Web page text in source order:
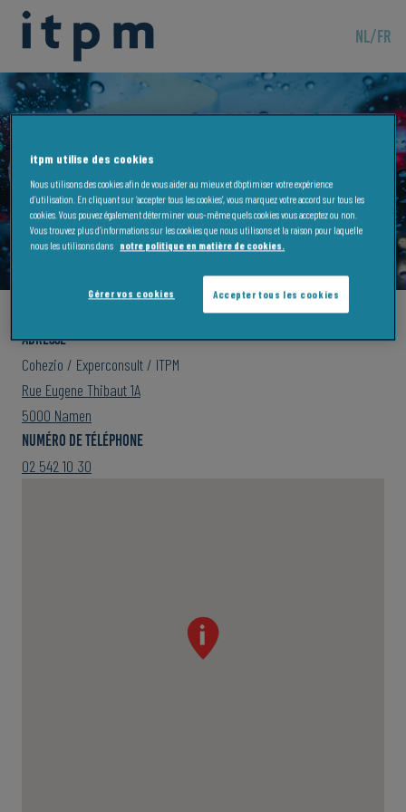
NL/FR
ITPM Namur
Adresse
Cohezio / Experconsult / ITPM
Rue Eugene Thibaut 1A
5000 Namen
numéro de téléphone
02 542 10 30
itpm utilise des cookies
Nous utilisons des cookies afin de vous aider au mieux et d’optimiser votre expérience
d’utilisation. En cliquant sur ‘accepter tous les cookies’, vous marquez votre accord sur tous les
cookies. Vous pouvez également déterminer vous-même quels cookies vous acceptez ou non.
Vous trouvez plus d’informations sur les cookies que nous utilisons et la raison pour laquelle
nous les utilisons dans
notre politique en matière de cookies.
Accepter tous les cookies
Gérer vos cookies